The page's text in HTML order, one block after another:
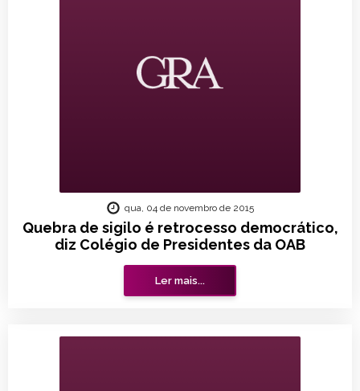
Quebra de sigilo é retrocesso democrático,
diz Colégio de Presidentes da OAB
qua, 04 de novembro de 2015
Ler mais...